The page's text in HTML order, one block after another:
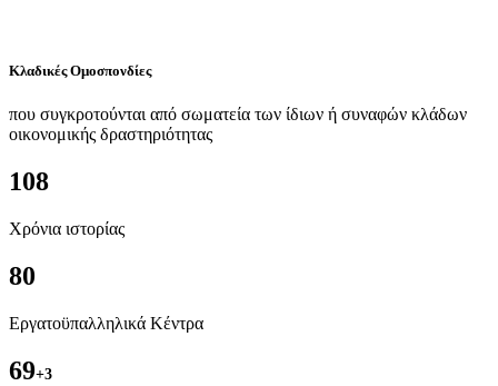
Κλαδικές Ομοσπονδίες
που συγκροτούνται από σωματεία των ίδιων ή συναφών κλάδων
οικονομικής δραστηριότητας
108
Χρόνια ιστορίας
80
Εργατοϋπαλληλικά Κέντρα
69+3